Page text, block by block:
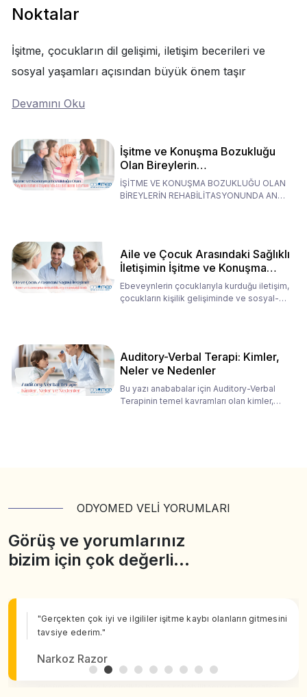
Noktalar
İşitme, çocukların dil gelişimi, iletişim becerileri ve
sosyal yaşamları açısından büyük önem taşır
Devamını Oku
İşitme ve Konuşma Bozukluğu
Olan Bireylerin
Rehabilitasyonunda Ana
Babaların Tutumları
İŞİTME VE KONUŞMA BOZUKLUĞU OLAN
BİREYLERİN REHABİLİTASYONUNDA ANA
Aile ve Çocuk Arasındaki Sağlıklı
İletişimin İşitme ve Konuşma
Rehabilitasyonundaki Rolü
Ebeveynlerin çocuklarıyla kurduğu iletişim,
çocukların kişilik gelişiminde ve sosyal-
Auditory-Verbal Terapi: Kimler,
Neler ve Nedenler
Bu yazı anababalar için Auditory-Verbal
Terapinin temel kavramları olan kimler,
ODYOMED VELİ YORUMLARI
Görüş ve yorumlarınız
bizim için çok değerli…
"Gerçekten çok iyi ve ilgililer işitme kaybı olanların gitmesini
tavsiye ederim."
Narkoz Razor